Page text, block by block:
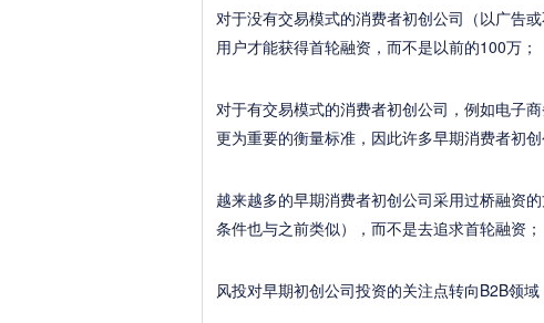
对于没有交易模式的消费者初创公司（以广告
用户才能获得首轮融资，而不是以前的100万；
对于有交易模式的消费者初创公司，例如电子
更为重要的衡量标准，因此许多早期消费者初
越来越多的早期消费者初创公司采用过桥融资
条件也与之前类似），而不是去追求首轮融资；
风投对早期初创公司投资的关注点转向B2B领域